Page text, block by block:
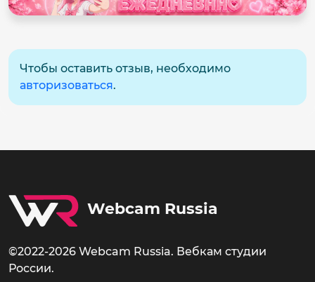
Чтобы оставить отзыв, необходимо
авторизоваться.
Webcam Russia
©2022-2026 Webcam Russia. Вебкам студии
России.